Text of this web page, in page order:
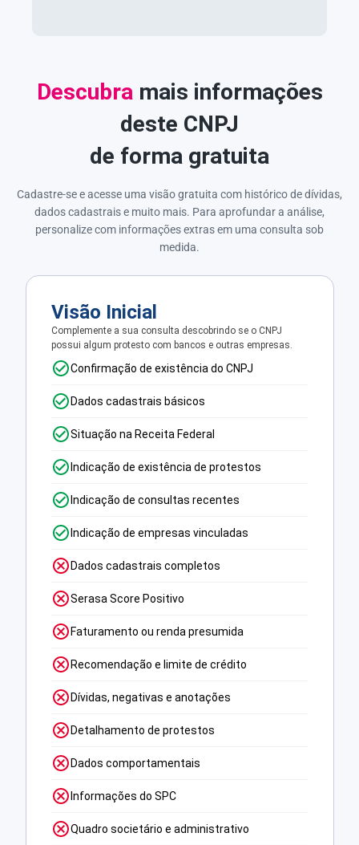
Descubra mais informações
deste CNPJ
de forma gratuita
Cadastre-se e acesse uma visão gratuita com histórico de dívidas,
dados cadastrais e muito mais. Para aprofundar a análise,
personalize com informações extras em uma consulta sob
medida.
Visão Inicial
Complemente a sua consulta descobrindo se o CNPJ
possui algum protesto com bancos e outras empresas.
Confirmação de existência do CNPJ
Dados cadastrais básicos
Situação na Receita Federal
Indicação de existência de protestos
Indicação de consultas recentes
Indicação de empresas vinculadas
Dados cadastrais completos
Serasa Score Positivo
Faturamento ou renda presumida
Recomendação e limite de crédito
Dívidas, negativas e anotações
Detalhamento de protestos
Dados comportamentais
Informações do SPC
Quadro societário e administrativo